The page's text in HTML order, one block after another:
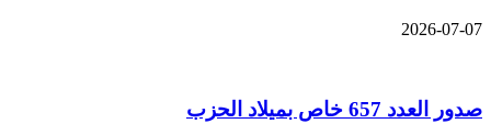
2026-07-07
صدور العدد 657 خاص بميلاد الحزب